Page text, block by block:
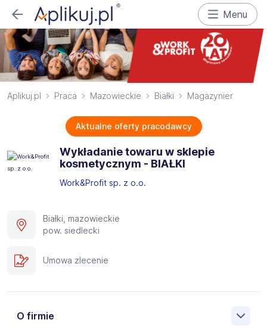
Menu
Aplikuj.pl Praca Mazowieckie Białki Magazynier
Aktualne oferty pracodawcy
Wykładanie towaru w sklepie
kosmetycznym - BIAŁKI
Work&Profit sp. z o.o.
Białki, mazowieckie
pow. siedlecki
Umowa zlecenie
O firmie